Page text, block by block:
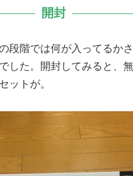
開封
段階では何が入ってるか
した。開封してみると、
ットが。